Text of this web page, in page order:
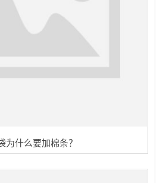
为什么要加棉条？